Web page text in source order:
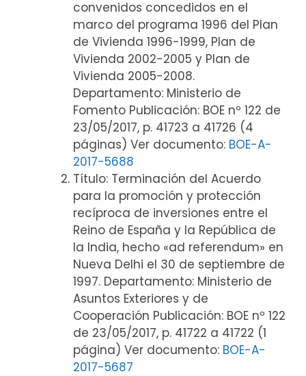
convenidos concedidos en el
marco del programa 1996 del Plan
de Vivienda 1996-1999, Plan de
Vivienda 2002-2005 y Plan de
Vivienda 2005-2008.
Departamento: Ministerio de
Fomento Publicación: BOE nº 122 de
23/05/2017, p. 41723 a 41726 (4
páginas) Ver documento: BOE-A-
2017-5688
Título: Terminación del Acuerdo
para la promoción y protección
recíproca de inversiones entre el
Reino de España y la República de
la India, hecho «ad referendum» en
Nueva Delhi el 30 de septiembre de
1997. Departamento: Ministerio de
Asuntos Exteriores y de
Cooperación Publicación: BOE nº 122
de 23/05/2017, p. 41722 a 41722 (1
página) Ver documento: BOE-A-
2017-5687